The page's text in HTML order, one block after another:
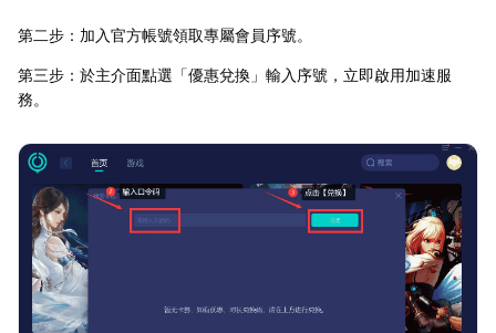
第二步：加入官方帳號領取專屬會員序號。
第三步：於主介面點選「優惠兌換」輸入序號，立即啟用加速服
務。